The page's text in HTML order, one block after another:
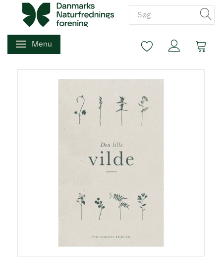
Skifte navigation
Menu